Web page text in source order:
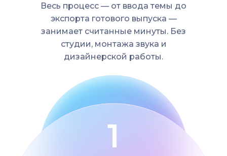
Весь процесс — от ввода темы до
экспорта готового выпуска —
занимает считанные минуты. Без
студии, монтажа звука и
дизайнерской работы.
1